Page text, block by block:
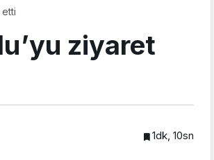
etti
ziyaret
1dk, 10sn